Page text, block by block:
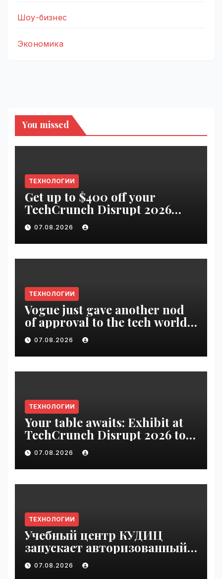
Шоу-бизнес
Экономика
You missed
ТЕХНОЛОГИИ
Get up to $400 off your
TechCrunch Disrupt 2026
pass until tomorrow |
VseTime.ru
07.08.2026
ТЕХНОЛОГИИ
Vogue just gave another nod
of approval to the tech world |
VseTime.ru
07.08.2026
ТЕХНОЛОГИИ
Your table awaits: Exhibit at
TechCrunch Disrupt 2026 to
be seen by thousands |
VseTime.ru
07.08.2026
ТЕХНОЛОГИИ
Учебный центр КУДИЦ
запускает авторизованный
курс по
администрированию Mind
07.08.2026